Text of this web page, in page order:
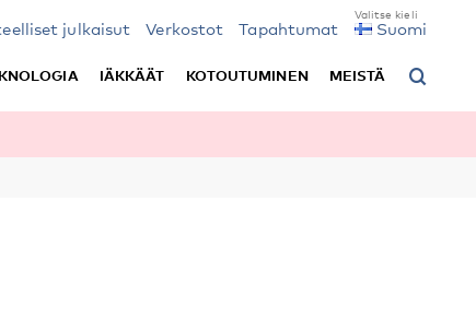
julkaisut Verkostot Tapahtumat Suomi
IÄKKÄÄT KOTOUTUMINEN MEISTÄ